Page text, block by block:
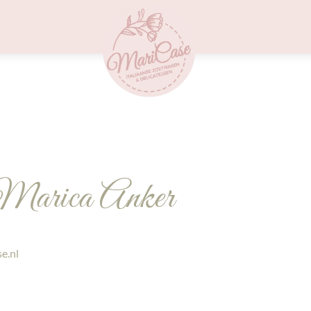
Menu
Anker